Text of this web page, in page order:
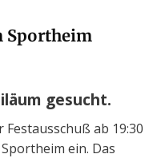
Sportheim
gesucht.
ab 19:30
ein. Das